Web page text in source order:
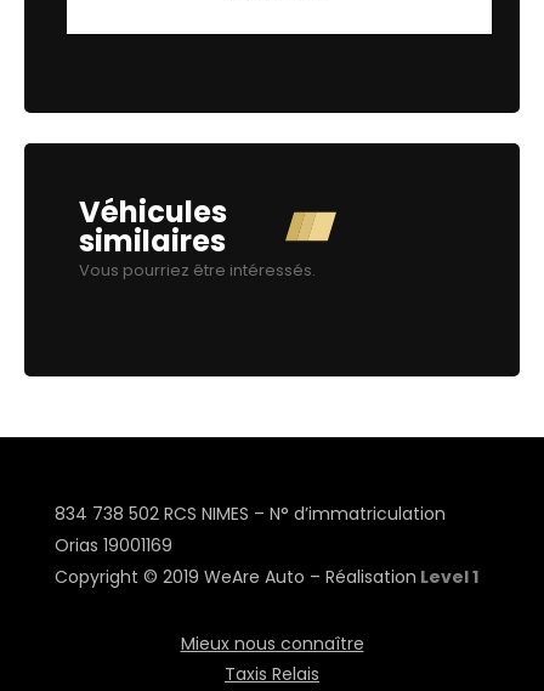
Véhicules
similaires
Vous pourriez être intéressés.
834 738 502 RCS NIMES – N° d’immatriculation
Orias 19001169
Copyright © 2019 WeAre Auto – Réalisation Level 1
Mieux nous connaître
Taxis Relais